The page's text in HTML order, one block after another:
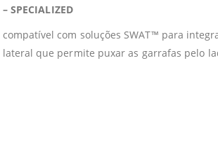
SPECIALIZED
com soluções SWAT™ para
que permite puxar as garrafas pelo